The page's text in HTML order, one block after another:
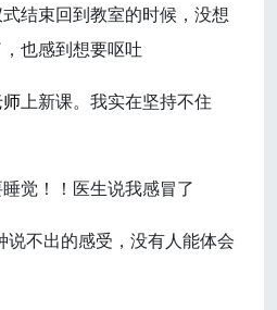
结束回到教室的时候，没想
也感到想要呕吐
上新课。我实在坚持不住
觉！！医生说我感冒了
说不出的感受，没有人能体会